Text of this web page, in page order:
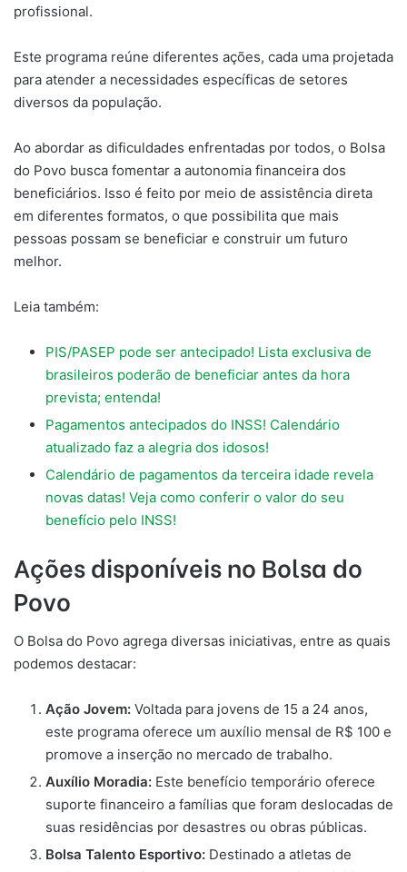
profissional.
Este programa reúne diferentes ações, cada uma projetada
para atender a necessidades específicas de setores
diversos da população.
Ao abordar as dificuldades enfrentadas por todos, o Bolsa
do Povo busca fomentar a autonomia financeira dos
beneficiários. Isso é feito por meio de assistência direta
em diferentes formatos, o que possibilita que mais
pessoas possam se beneficiar e construir um futuro
melhor.
Leia também:
PIS/PASEP pode ser antecipado! Lista exclusiva de
brasileiros poderão de beneficiar antes da hora
prevista; entenda!
Pagamentos antecipados do INSS! Calendário
atualizado faz a alegria dos idosos!
Calendário de pagamentos da terceira idade revela
novas datas! Veja como conferir o valor do seu
benefício pelo INSS!
Ações disponíveis no Bolsa do
Povo
O Bolsa do Povo agrega diversas iniciativas, entre as quais
podemos destacar:
Ação Jovem: Voltada para jovens de 15 a 24 anos,
este programa oferece um auxílio mensal de R$ 100 e
promove a inserção no mercado de trabalho.
Auxílio Moradia: Este benefício temporário oferece
suporte financeiro a famílias que foram deslocadas de
suas residências por desastres ou obras públicas.
Bolsa Talento Esportivo: Destinado a atletas de